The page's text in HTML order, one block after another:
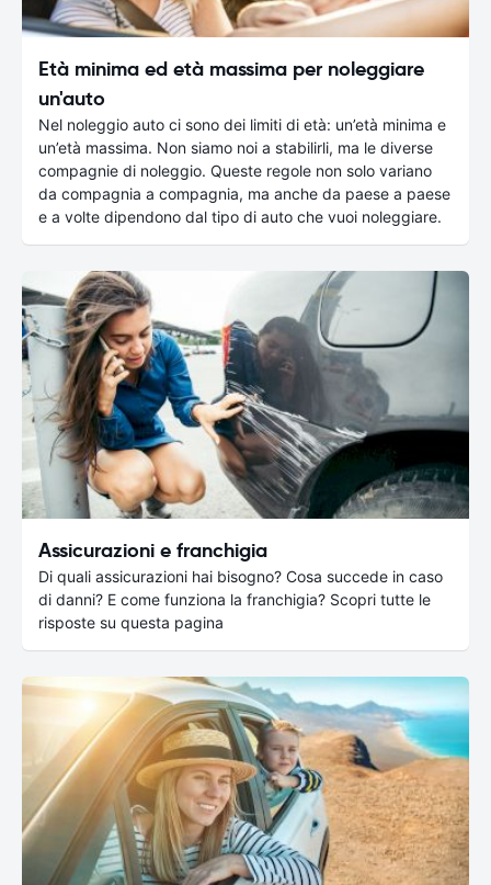
Età minima ed età massima per noleggiare
un'auto
Nel noleggio auto ci sono dei limiti di età: un’età minima e
un’età massima. Non siamo noi a stabilirli, ma le diverse
compagnie di noleggio. Queste regole non solo variano
da compagnia a compagnia, ma anche da paese a paese
e a volte dipendono dal tipo di auto che vuoi noleggiare.
Assicurazioni e franchigia
Di quali assicurazioni hai bisogno? Cosa succede in caso
di danni? E come funziona la franchigia? Scopri tutte le
risposte su questa pagina